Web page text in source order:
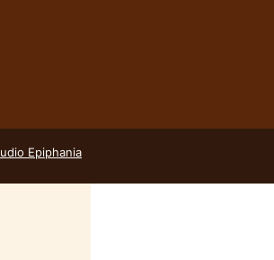
Epiphania